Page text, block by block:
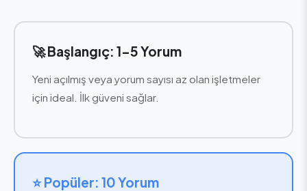
🚀 Başlangıç: 1-5 Yorum
Yeni açılmış veya yorum sayısı az olan işletmeler
için ideal. İlk güveni sağlar.
⭐ Popüler: 10 Yorum